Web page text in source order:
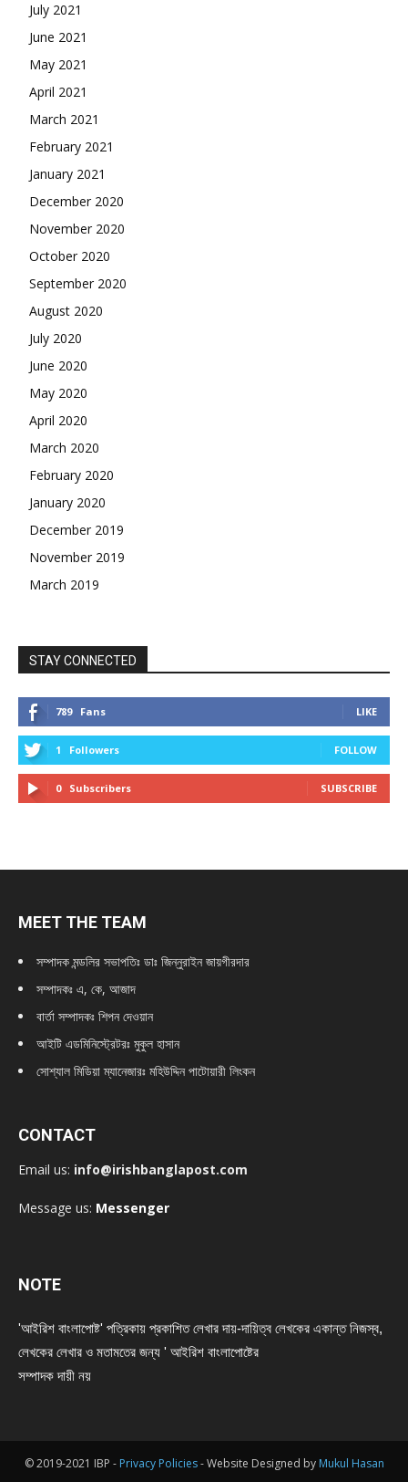
July 2021
June 2021
May 2021
April 2021
March 2021
February 2021
January 2021
December 2020
November 2020
October 2020
September 2020
August 2020
July 2020
June 2020
May 2020
April 2020
March 2020
February 2020
January 2020
December 2019
November 2019
March 2019
STAY CONNECTED
789 Fans LIKE
1 Followers FOLLOW
0 Subscribers SUBSCRIBE
MEET THE TEAM
সম্পাদক মন্ডলির সভাপতিঃ ডাঃ জিন্নুরাইন জায়গীরদার
সম্পাদকঃ এ, কে, আজাদ
বার্তা সম্পাদকঃ শিপন দেওয়ান
আইটি এডমিনিস্ট্রেটরঃ মুকুল হাসান
সোশ্যাল মিডিয়া ম্যানেজারঃ মহিউদ্দিন পাটোয়ারী লিংকন
CONTACT
Email us: info@irishbanglapost.com
Message us: Messenger
NOTE
'আইরিশ বাংলাপোষ্ট' পত্রিকায় প্রকাশিত লেখার দায়-দায়িত্ব লেখকের একান্ত নিজস্ব,
লেখকের লেখার ও মতামতের জন্য ' আইরিশ বাংলাপোষ্টের
সম্পাদক দায়ী নয়
© 2019-2021 IBP - Privacy Policies- Website Designed by Mukul Hasan